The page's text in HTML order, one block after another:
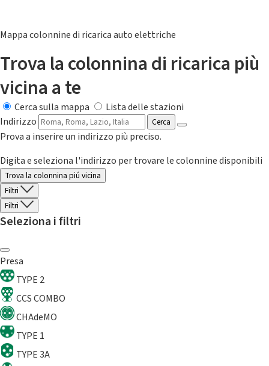
Mappa colonnine di ricarica auto elettriche
Trova la colonnina di ricarica più
vicina a te
Cerca sulla mappa
Lista delle stazioni
Indirizzo
Cerca
Prova a inserire un indirizzo più preciso.
Digita e seleziona l'indirizzo per trovare le colonnine disponibili
Trova la colonnina piú vicina
Filtri
Filtri
Seleziona i filtri
Presa
TYPE 2
CCS COMBO
CHAdeMO
TYPE 1
TYPE 3A